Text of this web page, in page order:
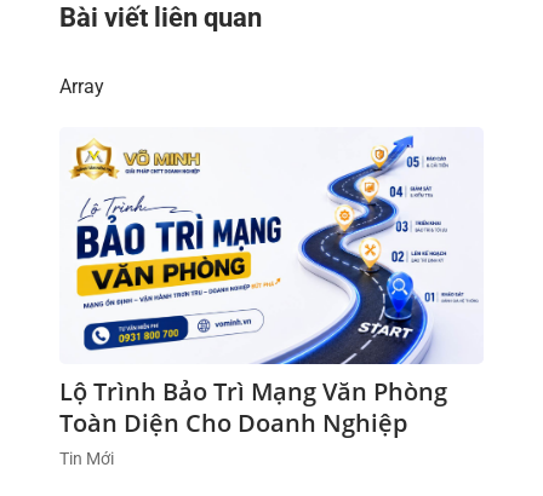
Bài viết liên quan
Array
Lộ Trình Bảo Trì Mạng Văn Phòng
Toàn Diện Cho Doanh Nghiệp
Tin Mới